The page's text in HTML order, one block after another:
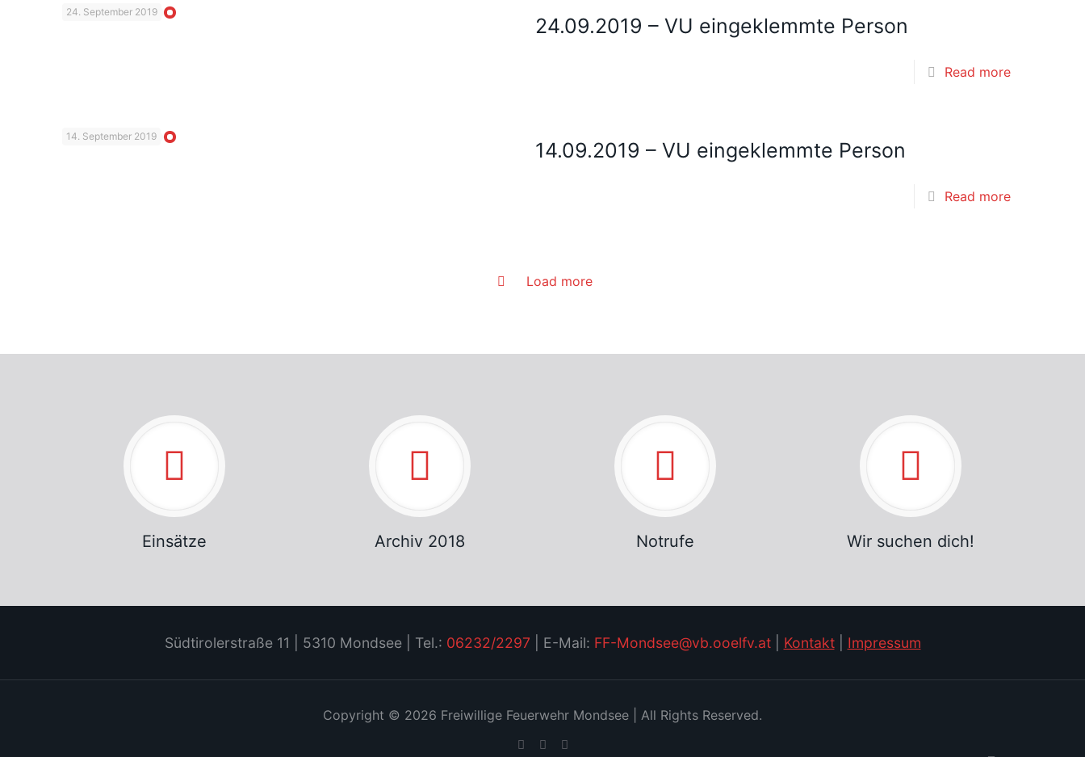
24. September 2019
24.09.2019 – VU eingeklemmte Person
Read more
14. September 2019
14.09.2019 – VU eingeklemmte Person
Read more
Load more
Einsätze Archiv 2018 Notrufe Wir suchen dich!
Südtirolerstraße 11 | 5310 Mondsee | Tel.: 06232/2297 | E-Mail: FF-Mondsee@vb.ooelfv.at| Kontakt| Impressum
Copyright © 2026 Freiwillige Feuerwehr Mondsee | All Rights Reserved.